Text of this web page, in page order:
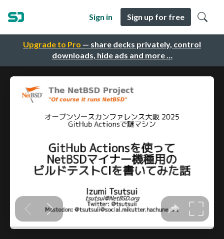
Upgrade to Pro — share decks privately, control
downloads, hide ads and more …
Sign in Sign up for free